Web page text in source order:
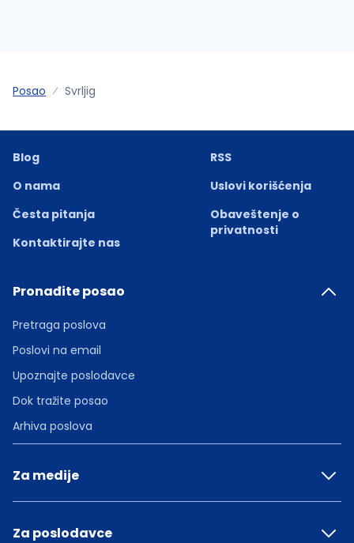
Posao Svrljig
Blog
O nama
Česta pitanja
Kontaktirajte nas
RSS
Uslovi korišćenja
Obaveštenje o
privatnosti
Pronađite posao
Pretraga poslova
Poslovi na email
Upoznajte poslodavce
Dok tražite posao
Arhiva poslova
Za medije
Za poslodavce